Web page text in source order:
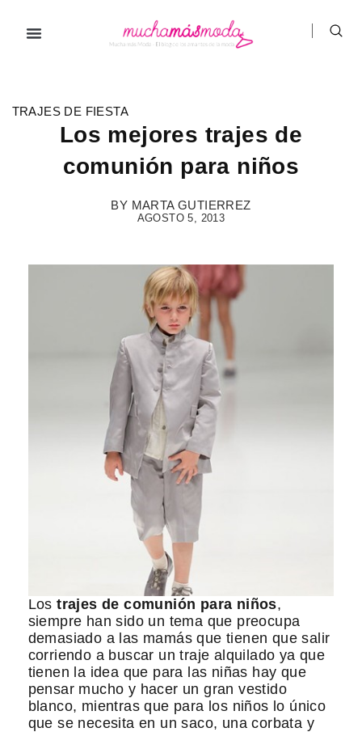
contenido
TRAJES DE FIESTA
Los mejores trajes de
comunión para niños
BY MARTA GUTIERREZ
AGOSTO 5, 2013
Lostrajes de comunión para niños,
siempre han sido un tema que preocupa
demasiado a las mamás que tienen que salir
corriendo a buscar un traje alquilado ya que
tienen la idea que para las niñas hay que
pensar mucho y hacer un gran vestido
blanco, mientras que para los niños lo único
que se necesita en un saco, una corbata y